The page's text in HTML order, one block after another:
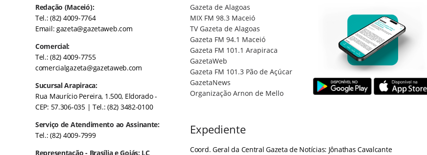
Redação (Maceió):
Tel.: (82) 4009-7764
Email:gazeta@gazetaweb.com
Comercial:
Tel.: (82) 4009-7755
comercialgazeta@gazetaweb.com
Sucursal Arapiraca:
Rua Maurício Pereira, 1.500, Eldorado -
CEP: 57.306-035 | Tel.: (82) 3482-0100
Serviço de Atendimento ao Assinante:
Tel.: (82) 4009-7999
Representação - Brasília e Goiás: LC
Gazeta de Alagoas
MIX FM 98.3 Maceió
TV Gazeta de Alagoas
Gazeta FM 94.1 Maceió
Gazeta FM 101.1 Arapiraca
GazetaWeb
Gazeta FM 101.3 Pão de Açúcar
GazetaNews
Organização Arnon de Mello
Expediente
Coord. Geral da Central Gazeta de Notícias: Jônathas Cavalcante